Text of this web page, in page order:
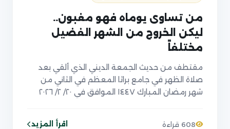
من تساوى يوماه فهو مغبون..
ليكن الخروج من الشهر الفضيل
مختلفاً
مقتطف من حديث الجمعة الديني الذي ألقي بعد
صلاة الظهر في جامع براثا المعظم في الثاني من
شهر رمضان المبارك ١٤٤٧ الموافق في ٢٠/ ٢/ ٢٠٢٦
608 قراءة اقرأ المزيد